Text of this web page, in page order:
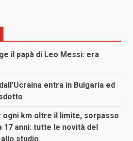
il papà di Leo Messi: era
entra in Bulgaria ed
ogni km oltre il limite, sorpasso
17 anni: tutte le novità del
studio